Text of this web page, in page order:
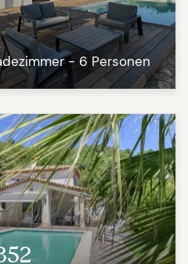
- 6 Personen